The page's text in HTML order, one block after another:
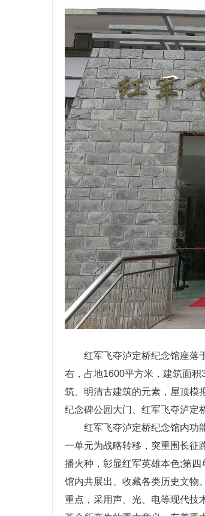
红军飞夺泸定桥纪念馆座落于
右，占地1600平方米，建筑面
筑、明清古建筑的元素，屋顶模
纪念碑公园大门、红军飞夺泸定
红军飞夺泸定桥纪念馆内功能
一单元为战略转移，突重围长征
播火种，彰显红军英雄本色;第
馆内共展出、收藏各类历史文物
重点，采用声、光、电等现代技